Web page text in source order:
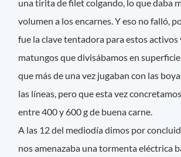
una tirita de filet colgando, lo que daba
volumen a los encarnes. Y eso no falló,
fue la clave tentadora para estos activos
matungos que divisábamos en
que más de una vez jugaban con las
las líneas, pero que esta vez
entre 400 y 600 g de buena carne.
A las 12 del mediodía dimos por
nos amenazaba una tormenta eléctrica